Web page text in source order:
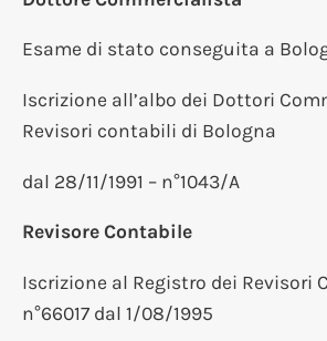
Esame di stato conseguita a
Iscrizione all’albo dei Dottori
Revisori contabili di Bologna
dal 28/11/1991 – n°1043/A
Revisore Contabile
Iscrizione al Registro dei Revisori
n°66017 dal 1/08/1995